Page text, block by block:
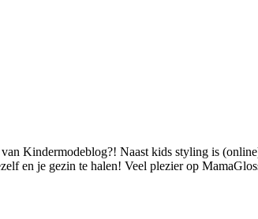
Kindermodeblog?! Naast kids styling is
en je gezin te halen! Veel plezier op